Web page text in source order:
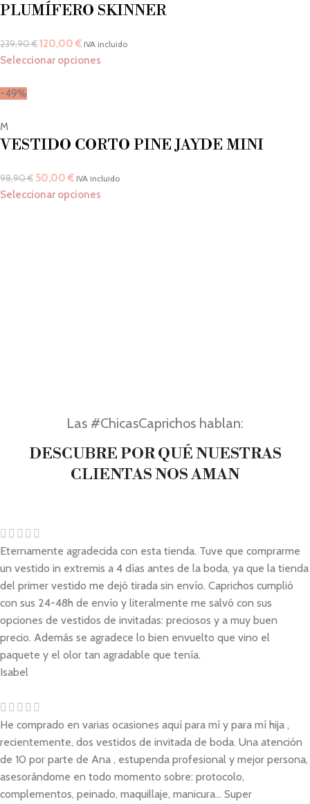
PLUMÍFERO SKINNER
239,90€120,00 € IVA incluido
Seleccionar opciones
-49%
M
VESTIDO CORTO PINE JAYDE MINI
98,90€ 50,00 € IVA incluido
Seleccionar opciones
Las #ChicasCaprichos hablan:
DESCUBRE POR QUÉ NUESTRAS
CLIENTAS NOS AMAN
Eternamente agradecida con esta tienda. Tuve que comprarme
un vestido in extremis a 4 días antes de la boda, ya que la tienda
del primer vestido me dejó tirada sin envío. Caprichos cumplió
con sus 24-48h de envío y literalmente me salvó con sus
opciones de vestidos de invitadas: preciosos y a muy buen
precio. Además se agradece lo bien envuelto que vino el
paquete y el olor tan agradable que tenía.
Isabel
He comprado en varias ocasiones aquí para mí y para mí hija ,
recientemente, dos vestidos de invitada de boda. Una atención
de 10 por parte de Ana , estupenda profesional y mejor persona,
asesorándome en todo momento sobre: protocolo,
complementos, peinado, maquillaje, manicura... Super